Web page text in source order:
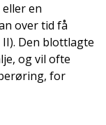
en
over tid få
Den blottlagte
og vil ofte
for